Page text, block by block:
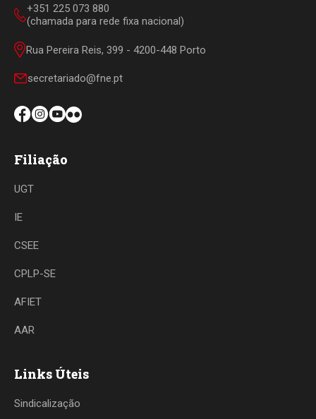
+351 225 073 880
(chamada para rede fixa nacional)
Rua Pereira Reis, 399 - 4200-448 Porto
secretariado@fne.pt
Filiação
UGT
IE
CSEE
CPLP-SE
AFIET
AAR
Links Úteis
Sindicalização